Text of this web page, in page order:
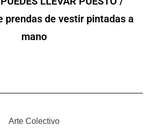
prendas de vestir pintadas a
mano
Arte Colectivo